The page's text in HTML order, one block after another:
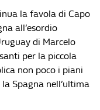
la favola di Capo
all’esordio
di Marcelo
per la piccola
non poco i piani
Spagna nell’ultima